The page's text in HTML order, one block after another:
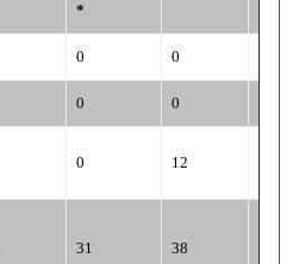
*
0 0
0 0
0 12
31 38